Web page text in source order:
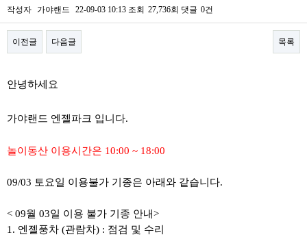
작성자 가야랜드 22-09-03 10:13 조회 27,736회 댓글 0건
이전글 다음글 목록
안녕하세요
가야랜드 엔젤파크 입니다.
놀이동산 이용시간은 10:00 ~ 18:00
09/03 토요일 이용불가 기종은 아래와 같습니다.
< 09월 03일 이용 불가 기종 안내>
1. 엔젤풍차 (관람차) : 점검 및 수리